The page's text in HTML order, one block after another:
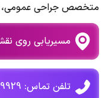
متخصص جراحی عمومی،
مسیریابی روی
تلفن تماس: 03132209929